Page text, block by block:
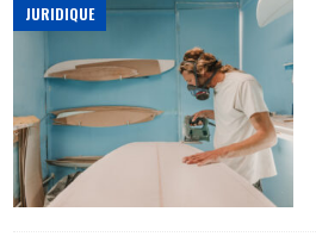
JURIDIQUE